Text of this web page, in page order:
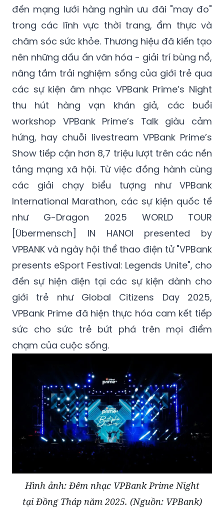
đến mạng lưới hàng nghìn ưu đãi "may đo"
trong các lĩnh vực thời trang, ẩm thực và
chăm sóc sức khỏe. Thương hiệu đã kiến tạo
nên những dấu ấn văn hóa - giải trí bùng nổ,
nâng tầm trải nghiệm sống của giới trẻ qua
các sự kiện âm nhạc VPBank Prime’s Night
thu hút hàng vạn khán giả, các buổi
workshop VPBank Prime’s Talk giàu cảm
hứng, hay chuỗi livestream VPBank Prime’s
Show tiếp cận hơn 8,7 triệu lượt trên các nền
tảng mạng xã hội. Từ việc đồng hành cùng
các giải chạy biểu tượng như VPBank
International Marathon, các sự kiện quốc tế
như G-Dragon 2025 WORLD TOUR
[Übermensch] IN HANOI presented by
VPBANK và ngày hội thể thao điện tử "VPBank
presents eSport Festival: Legends Unite", cho
đến sự hiện diện tại các sự kiện dành cho
giới trẻ như Global Citizens Day 2025,
VPBank Prime đã hiện thực hóa cam kết tiếp
sức cho sức trẻ bứt phá trên mọi điểm
chạm của cuộc sống.
Hình ảnh: Đêm nhạc VPBank Prime Night
tại Đồng Tháp năm 2025. (Nguồn: VPBank)